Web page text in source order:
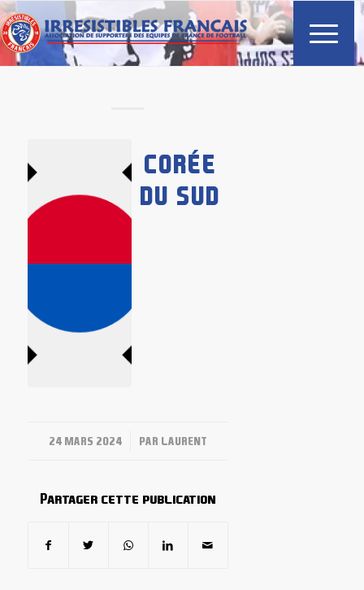
CORÉE
DU SUD
24 MARS 2024
/ PAR LAURENT
Partager cette publication